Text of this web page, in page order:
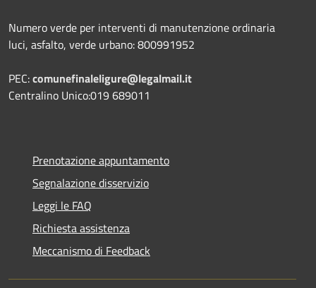
Numero verde per interventi di manutenzione ordinaria
luci, asfalto, verde urbano: 800991952
PEC:comunefinaleligure@legalmail.it
Centralino Unico:019 689011
Prenotazione appuntamento
Segnalazione disservizio
Leggi le FAQ
Richiesta assistenza
Meccanismo di Feedback